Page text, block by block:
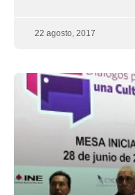
22 agosto, 2017